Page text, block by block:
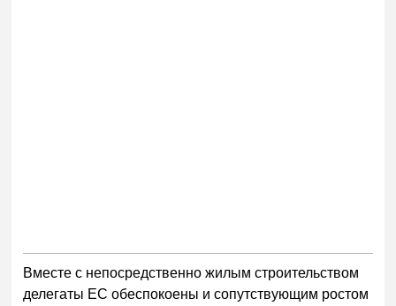
Вместе с непосредственно жилым строительством
делегаты ЕС обеспокоены и сопутствующим ростом